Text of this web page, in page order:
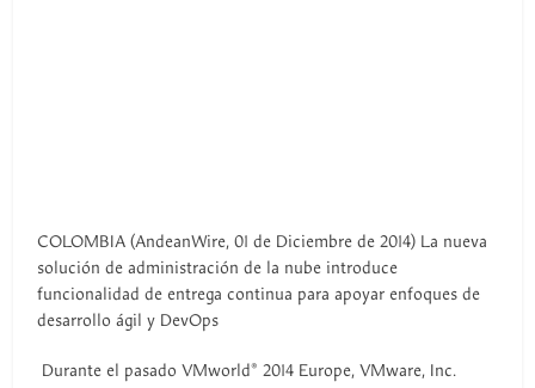
COLOMBIA (AndeanWire, 01 de Diciembre de 2014) La nueva
solución de administración de la nube introduce
funcionalidad de entrega continua para apoyar enfoques de
desarrollo ágil y DevOps
Durante el pasado VMworld® 2014 Europe, VMware, Inc.